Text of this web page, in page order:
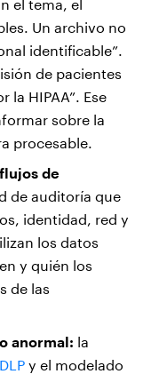
el tema, el
Un archivo no
identificable”.
de pacientes
HIPAA”. Ese
sobre la
procesable.
de
de auditoría que
identidad, red y
los datos
y quién los
de las
anormal: la
y el modelado